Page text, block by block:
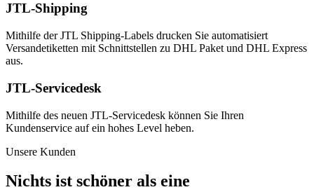
JTL-Shipping
Mithilfe der JTL Shipping-Labels drucken Sie automatisiert
Versandetiketten mit Schnittstellen zu DHL Paket und DHL Express
aus.
JTL-Servicedesk
Mithilfe des neuen JTL-Servicedesk können Sie Ihren
Kundenservice auf ein hohes Level heben.
Unsere Kunden
Nichts ist schöner als eine